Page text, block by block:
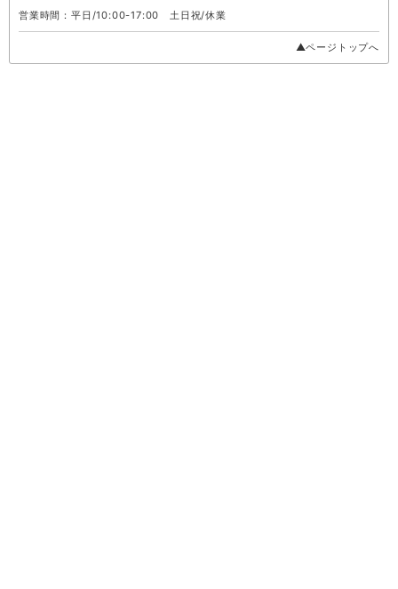
営業時間：平日/10:00-17:00 土日祝/休業
▲ページトップへ